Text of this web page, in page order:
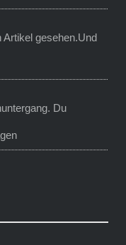
Artikel gesehen.Und
Du